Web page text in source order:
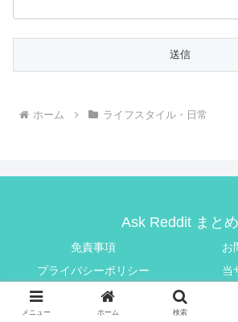
ホーム ライフスタイル・日常
Ask Reddit まとめ
免責事項
お
プライバシーポリシー
当
© 2025 Ask Reddit まと
メニュー ホーム 検索